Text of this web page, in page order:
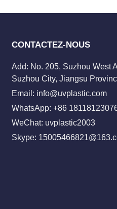
CONTACTEZ-NOUS
Add: No. 205, Suzhou West
Suzhou City, Jiangsu
Email: info@uvplastic.com
WhatsApp: +86
WeChat: uvplastic2003
Skype: